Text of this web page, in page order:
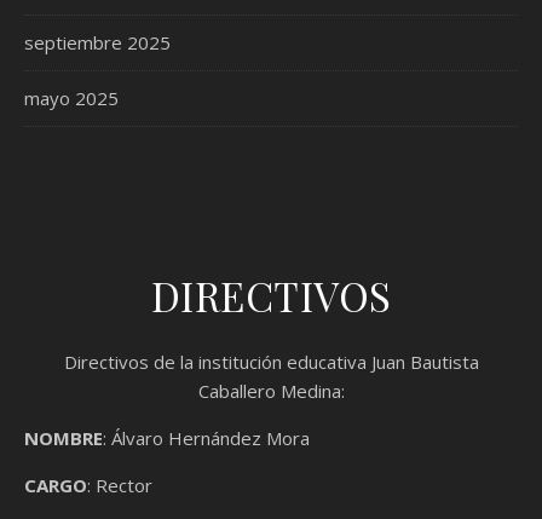
septiembre 2025
mayo 2025
DIRECTIVOS
Directivos de la institución educativa Juan Bautista
Caballero Medina:
NOMBRE: Álvaro Hernández Mora
CARGO: Rector